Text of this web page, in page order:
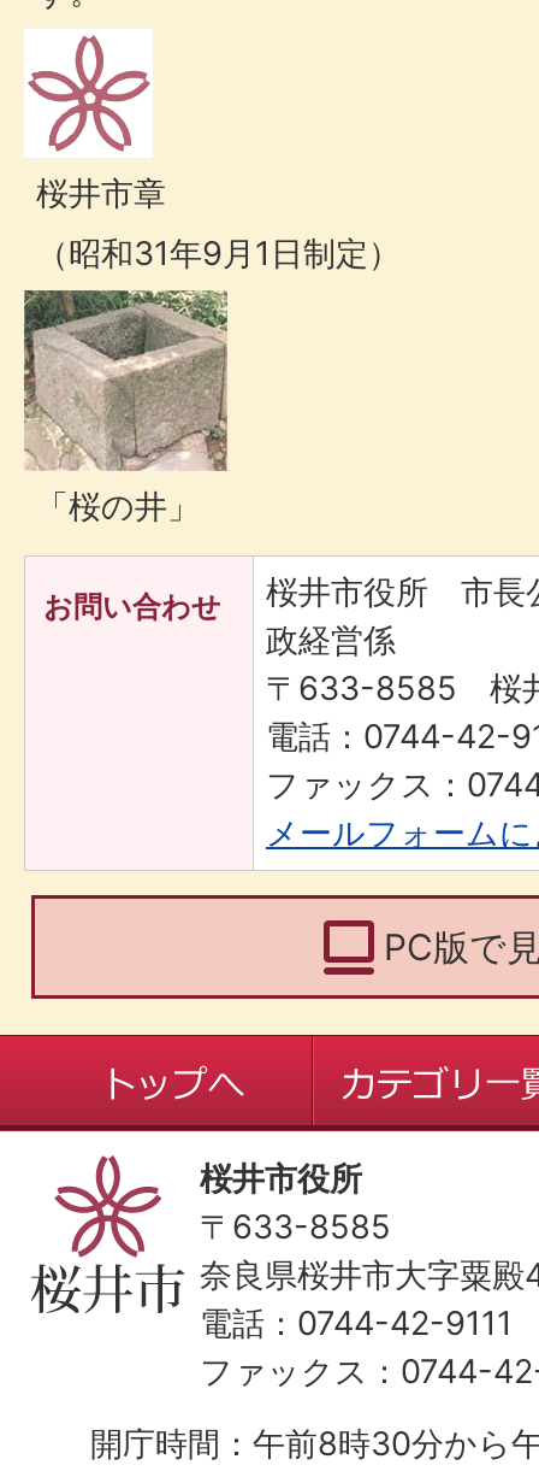
桜井市章
（昭和31年9月1日制定）
「桜の井」
お問い合わせ
桜井市役所 市
政経営係
〒633-8585 桜
電話：0744-42-
ファックス：
メールフォーム
PC版で
桜井市役所
〒633-8585
奈良県桜井市大字粟
電話：0744-42-9111
ファックス：0744-
開庁時間：午前8時30分から